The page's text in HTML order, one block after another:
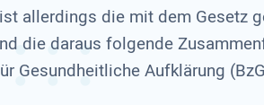
allerdings die mit dem Gesetz
die daraus folgende
Gesundheitliche Aufklä­rung